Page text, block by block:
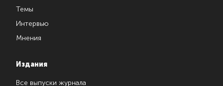
Темы
Интервью
Мнения
Издания
Все выпуски журнала